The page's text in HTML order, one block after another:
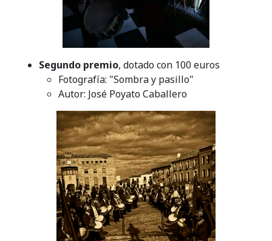
Segundo premio, dotado con 100 euros
Fotografía: "Sombra y pasillo"
Autor: José Poyato Caballero